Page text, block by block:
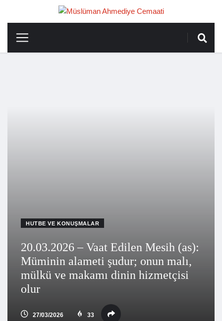
HUTBE VE KONUŞMALAR
20.03.2026 – Vaat Edilen Mesih (as):
Müminin alameti şudur; onun malı,
mülkü ve makamı dinin hizmetçisi
olur
27/03/2026 33